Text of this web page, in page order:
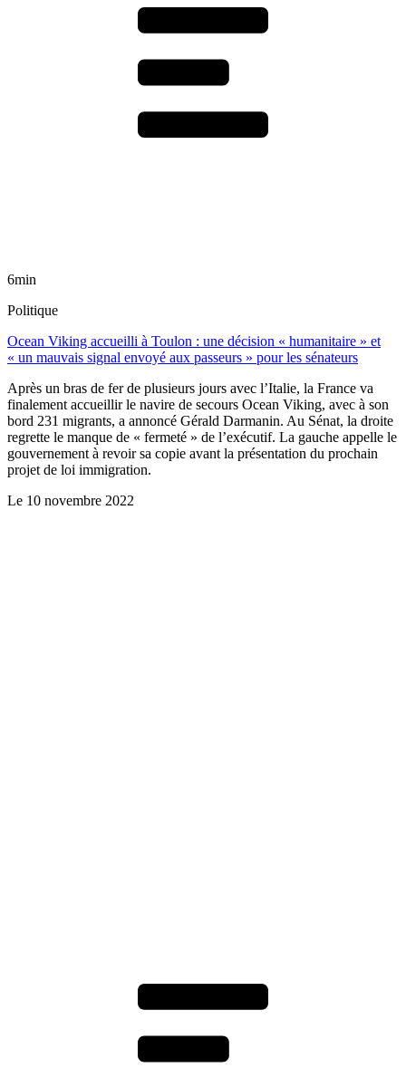
6min
Politique
Ocean Viking accueilli à Toulon : une décision « humanitaire » et
« un mauvais signal envoyé aux passeurs » pour les sénateurs
Après un bras de fer de plusieurs jours avec l’Italie, la France va
finalement accueillir le navire de secours Ocean Viking, avec à son
bord 231 migrants, a annoncé Gérald Darmanin. Au Sénat, la droite
regrette le manque de « fermeté » de l’exécutif. La gauche appelle le
gouvernement à revoir sa copie avant la présentation du prochain
projet de loi immigration.
Le 10 novembre 2022